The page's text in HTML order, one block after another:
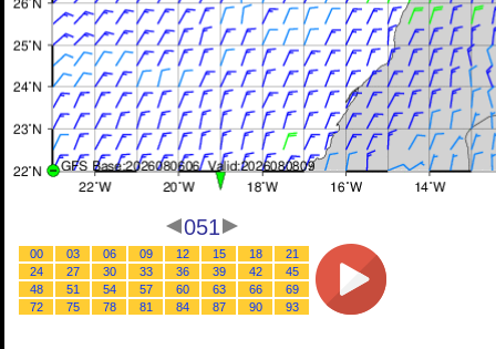
051
00 03 06 09 12 15 18
21
24
27 30 33 36 39 42
45
48
51 54 57 60 63 66
69
72
75 78 81 84 87 90 93